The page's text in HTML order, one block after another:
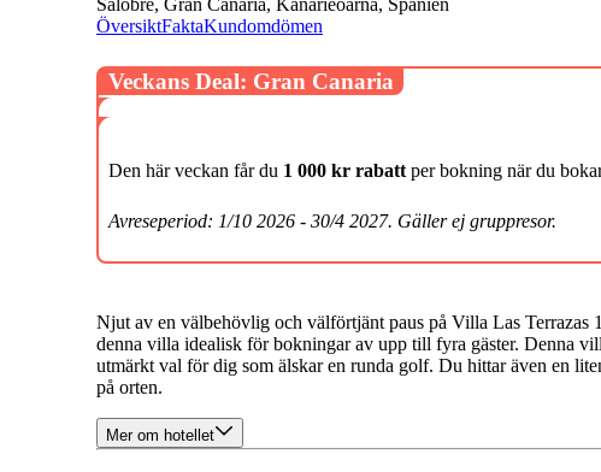
Salobre, Gran Canaria, Kanarieöarna, Spanien
ÖversiktFaktaKundomdömen
Njut av en välbehövlig och välförtjänt paus på Villa Las Terrazas
denna villa idealisk för bokningar av upp till fyra gäster. Denna
utmärkt val för dig som älskar en runda golf. Du hittar även en
på orten.
Mer om hotellet
Veckans Deal: Gran Canaria
Den här veckan får du 1 000 kr rabattper bokning när du
Avreseperiod: 1/10 2026 - 30/4 2027. Gäller ej gruppresor.